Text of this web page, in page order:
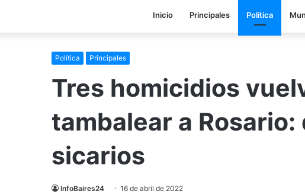
Inicio Principales Política
Política Principales
Tres homicidios
tambalear a
sicarios
InfoBaires24 16 de abril de 2022